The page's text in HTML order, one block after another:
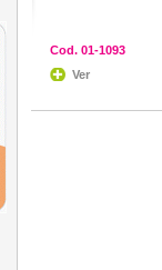
Cod. 01-1093
Ver